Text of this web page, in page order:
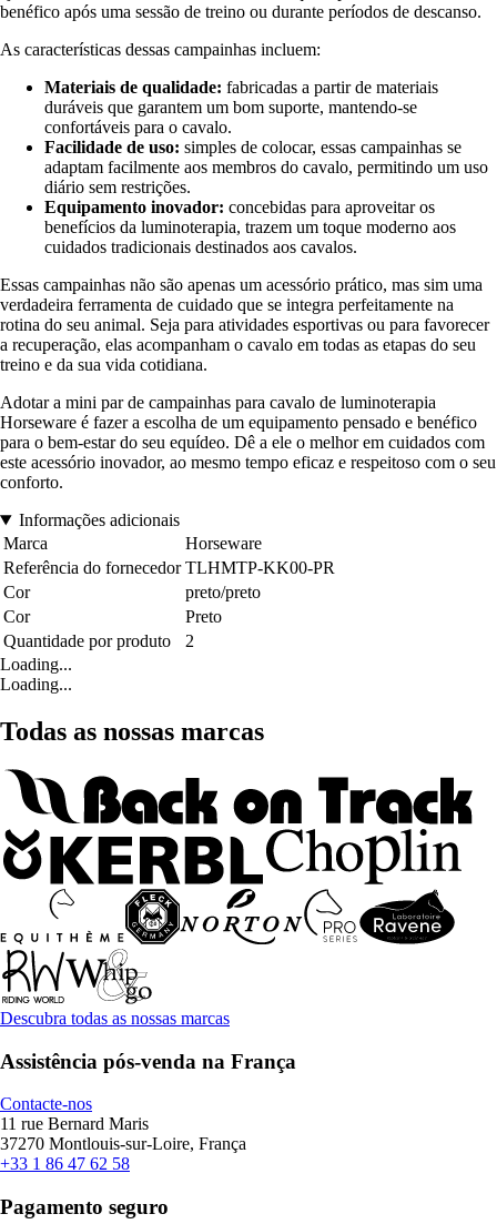
benéfico após uma sessão de treino ou durante períodos de descanso.
As características dessas campainhas incluem:
Materiais de qualidade: fabricadas a partir de materiais
duráveis que garantem um bom suporte, mantendo-se
confortáveis para o cavalo.
Facilidade de uso: simples de colocar, essas campainhas se
adaptam facilmente aos membros do cavalo, permitindo um uso
diário sem restrições.
Equipamento inovador: concebidas para aproveitar os
benefícios da luminoterapia, trazem um toque moderno aos
cuidados tradicionais destinados aos cavalos.
Essas campainhas não são apenas um acessório prático, mas sim uma
verdadeira ferramenta de cuidado que se integra perfeitamente na
rotina do seu animal. Seja para atividades esportivas ou para favorecer
a recuperação, elas acompanham o cavalo em todas as etapas do seu
treino e da sua vida cotidiana.
Adotar a mini par de campainhas para cavalo de luminoterapia
Horseware é fazer a escolha de um equipamento pensado e benéfico
para o bem-estar do seu equídeo. Dê a ele o melhor em cuidados com
este acessório inovador, ao mesmo tempo eficaz e respeitoso com o seu
conforto.
Informações adicionais
Marca
Horseware
Referência do fornecedor TLHMTP-KK00-PR
Cor
preto/preto
Cor
Preto
Quantidade por produto
2
Loading...
Loading...
Todas as nossas marcas
Descubra todas as nossas marcas
Assistência pós-venda na França
Contacte-nos
11 rue Bernard Maris
37270 Montlouis-sur-Loire, França
+33 1 86 47 62 58
Pagamento seguro